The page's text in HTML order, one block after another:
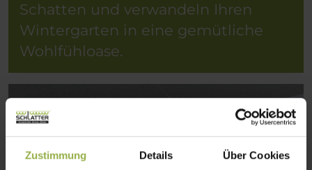
Zustimmung Details Über Cookies
Schatten und verwandeln Ihren
Wintergarten in eine gemütliche
Wohlfühloase.